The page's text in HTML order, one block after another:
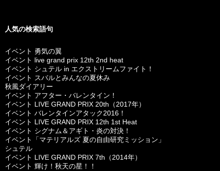
人気の検索語句
イベント 勇気の翼
イベント live grand prix 12th 2nd heat
イベント シュテル in エクストリームファイト！
イベント スバルとみんなの夏休み
秋風ダイアリー
イベント アフター・バレンタイン！
イベント LIVE GRAND PRIX 20th（2017年）
イベント バレンタインアタック2016！
イベント LIVE GRAND PRIX 12th 1st Heat
イベント シグナム＆アギト・炎の対決！
イベント「マテリアルズ 夏の自由研究ミッション」
シュテル
イベント LIVE GRAND PRIX 7th（2014年）
イベント 輝け！秋天の星！！